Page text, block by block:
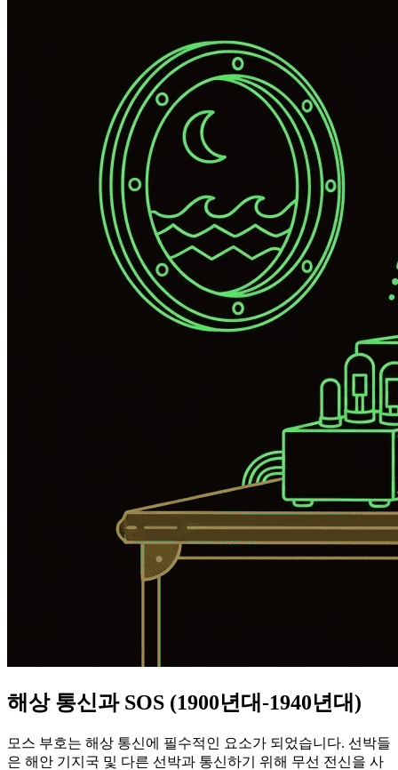
해상 통신과 SOS (1900년대-1940년대)
모스 부호는 해상 통신에 필수적인 요소가 되었습니다. 선박들
은 해안 기지국 및 다른 선박과 통신하기 위해 무선 전신을 사